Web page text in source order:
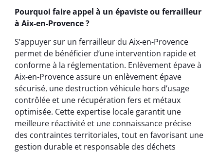
Pourquoi faire appel à un épaviste ou ferrailleur
à Aix-en-Provence ?
S’appuyer sur un ferrailleur du Aix-en-Provence
permet de bénéficier d’une intervention rapide et
conforme à la réglementation. Enlèvement épave à
Aix-en-Provence assure un enlèvement épave
sécurisé, une destruction véhicule hors d’usage
contrôlée et une récupération fers et métaux
optimisée. Cette expertise locale garantit une
meilleure réactivité et une connaissance précise
des contraintes territoriales, tout en favorisant une
gestion durable et responsable des déchets